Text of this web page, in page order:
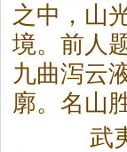
之中，山
境。前人
九曲泻云
廓。名山
武